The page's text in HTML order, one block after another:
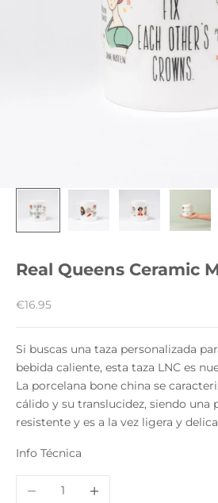
Real Queens Ceramic
Precio de oferta
€16.95
Si buscas una taza personalizada
bebida caliente, esta taza LNC es
La porcelana bone china se
cálido y su translucidez, siendo una
resistente y es a la vez ligera y
Info Técnica
Reducir cantidad